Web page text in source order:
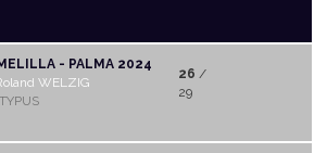
- PALMA 2024
WELZIG
26 /
29